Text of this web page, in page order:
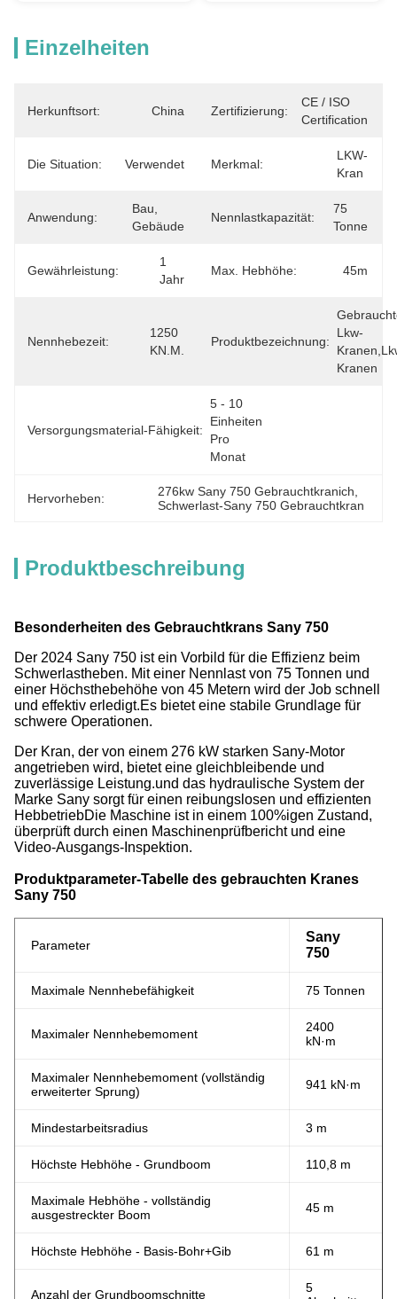
Einzelheiten
Herkunftsort: China Zertifizierung:
CE / ISO
Certification
Die Situation: Verwendet Merkmal:
LKW-
Kran
Anwendung:
Bau,
Gebäude
Nennlastkapazität:
75
Tonne
Gewährleistung:
1
Jahr
Max. Hebhöhe: 45m
Nennhebezeit:
1250
KN.m.
Produktbezeichnung:
Lkw-
Kranen
Versorgungsmaterial-Fähigkeit:
5 - 10
Einheiten
Pro
Monat
Hervorheben: 276kw Sany 750 Gebrauchtkranich
Schwerlast-Sany 750 Gebrauchtkran
Produktbeschreibung
Besonderheiten des Gebrauchtkrans Sany 750
Der 2024 Sany 750 ist ein Vorbild für die Effizienz beim
Schwerlastheben. Mit einer Nennlast von 75 Tonnen und
einer Höchsthebehöhe von 45 Metern wird der Job schnell
und effektiv erledigt.Es bietet eine stabile Grundlage für
schwere Operationen.
Der Kran, der von einem 276 kW starken Sany-Motor
angetrieben wird, bietet eine gleichbleibende und
zuverlässige Leistung.und das hydraulische System der
Marke Sany sorgt für einen reibungslosen und effizienten
HebbetriebDie Maschine ist in einem 100%igen Zustand,
überprüft durch einen Maschinenprüfbericht und eine
Video-Ausgangs-Inspektion.
Produktparameter-Tabelle des gebrauchten Kranes
Sany 750
Parameter
Sany
750
Maximale Nennhebefähigkeit 75 Tonnen
Maximaler Nennhebemoment
2400
kN·m
Maximaler Nennhebemoment (vollständig
erweiterter Sprung)
941 kN·m
Mindestarbeitsradius 3 m
Höchste Hebhöhe - Grundboom 110,8 m
Maximale Hebhöhe - vollständig
ausgestreckter Boom
45 m
Höchste Hebhöhe - Basis-Bohr+Gib 61 m
Anzahl der Grundboomschnitte
5